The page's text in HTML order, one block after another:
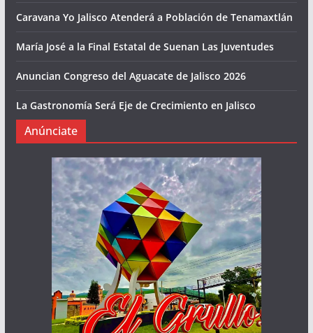
Caravana Yo Jalisco Atenderá a Población de Tenamaxtlán
María José a la Final Estatal de Suenan Las Juventudes
Anuncian Congreso del Aguacate de Jalisco 2026
La Gastronomía Será Eje de Crecimiento en Jalisco
Anúnciate